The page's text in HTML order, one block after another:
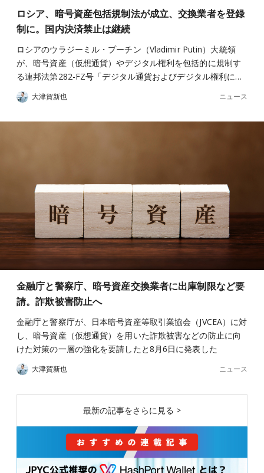
ロシア、暗号資産包括規制法が成立、交換業者を登録
制に。国内決済禁止は継続
ロシアのウラジーミル・プーチン（Vladimir Putin）大統領
が、暗号資産（仮想通貨）やデジタル権利を包括的に規制す
る連邦法第282-FZ号「デジタル通貨およびデジタル権利に…
大津賀新也 ニュース
金融庁と警察庁、暗号資産交換業者に出庫制限など要
請。詐欺被害防止へ
金融庁と警察庁が、日本暗号資産等取引業協会（JVCEA）に対
し、暗号資産（仮想通貨）を用いた詐欺被害などの防止に向
けた対策の一層の強化を要請したと8月6日に発表した
大津賀新也 ニュース
最新の記事をさらに見る >